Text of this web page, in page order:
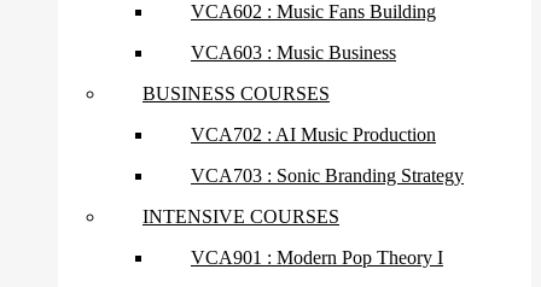
VCA602 : Music Fans Building
VCA603 : Music Business
BUSINESS COURSES
VCA702 : AI Music Production
VCA703 : Sonic Branding Strategy
INTENSIVE COURSES
VCA901 : Modern Pop Theory I